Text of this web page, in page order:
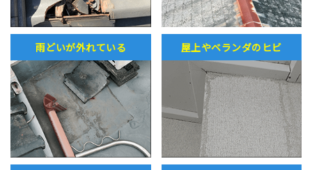
雨どいが外れている 屋上やベランダのヒビ